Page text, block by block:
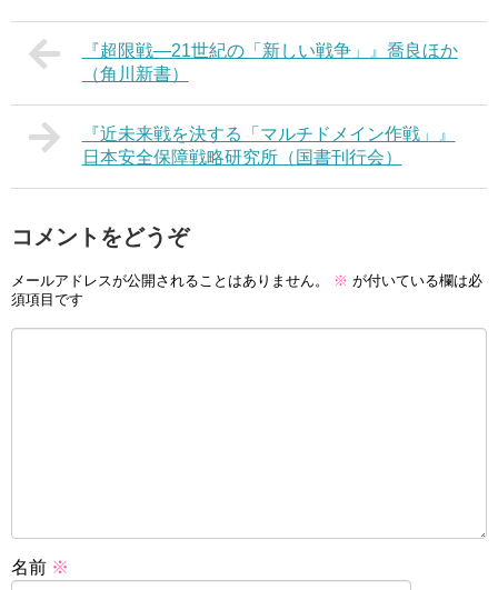
『超限戦―21世紀の「新しい戦争」』喬良ほか
（角川新書）
『近未来戦を決する「マルチドメイン作戦」』
日本安全保障戦略研究所（国書刊行会）
コメントをどうぞ
メールアドレスが公開されることはありません。 ※ が付いている欄は必
須項目です
名前 ※